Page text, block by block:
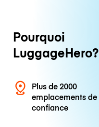
Pourquoi
LuggageHero?
Plus de 2000
emplacements de
confiance